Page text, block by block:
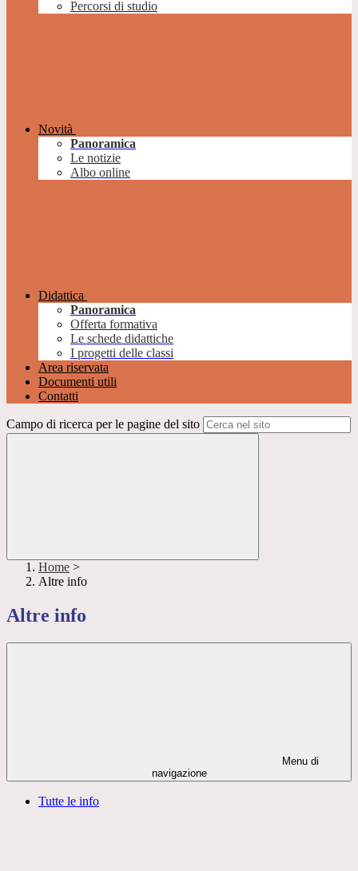
Percorsi di studio
Novità
Panoramica
Le notizie
Albo online
Didattica
Panoramica
Offerta formativa
Le schede didattiche
I progetti delle classi
Area riservata
Documenti utili
Contatti
Campo di ricerca per le pagine del sito
Home >
Altre info
Altre info
Menu di
navigazione
Tutte le info